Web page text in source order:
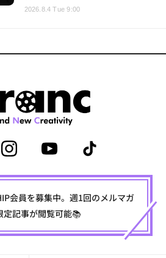
2026.8.4 Tue 9:00
会員を募集中。週1回のメルマガ
定記事が閲覧可能📚